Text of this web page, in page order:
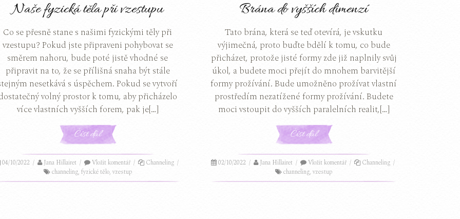
Naše fyzická těla při vzestupu
Co se přesně stane s našimi fyzickými těly při
vzestupu? Pokud jste připraveni pohybovat se
směrem nahoru, bude poté jistě vhodné se
připravit na to, že se přílišná snaha být stále
nesetkává s úspěchem. Pokud se vytvoří
volný prostor k tomu, aby přicházelo
více vlastních vyšších forem, pak je[…]
Číst dál
04/10/2022 / Jana Hillairet / Vložit komentář / Channeling /
channeling, fyzické tělo, vzestup
Brána do vyšších dimenzí
Tato brána, která se teď otevírá, je vskutku
výjimečná, proto buďte bdělí k tomu, co bude
přicházet, protože jisté formy zde již naplnily svůj
úkol, a budete moci přejít do mnohem barvitější
formy prožívání. Bude umožněno prožívat vlastní
prostředím nezatížené formy prožívání. Budete
moci vstoupit do vyšších paralelních realit,[…]
Číst dál
02/10/2022 / Jana Hillairet / Vložit komentář / Channeling /
channeling,vzestup